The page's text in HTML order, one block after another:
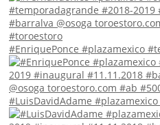
#EnriquePonce #plazamexico
#LuisDavidAdame